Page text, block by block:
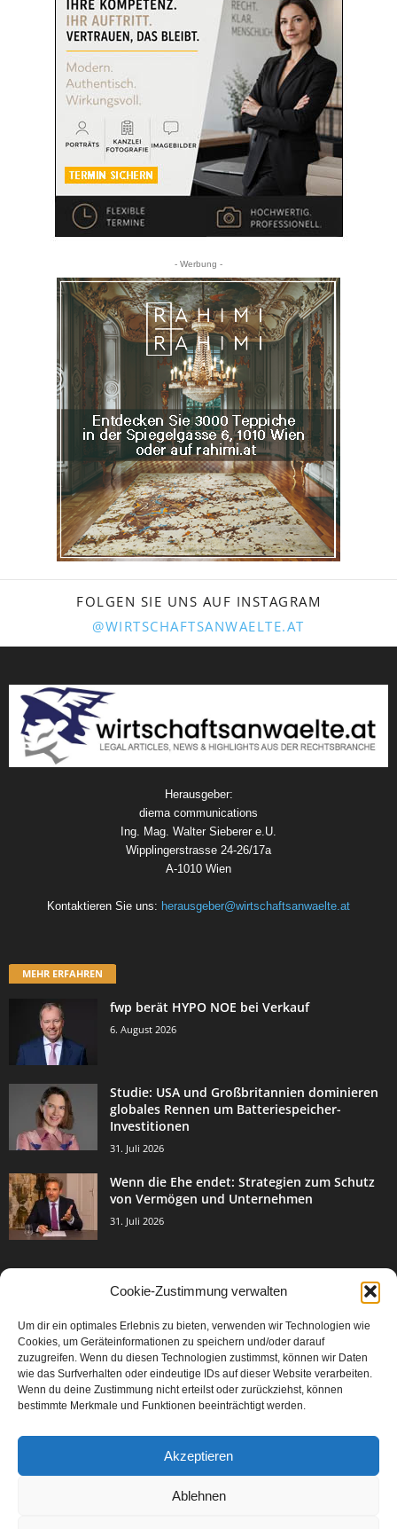
Cookie-Zustimmung verwalten
Um dir ein optimales Erlebnis zu bieten, verwenden wir Technologien wie
Cookies, um Geräteinformationen zu speichern und/oder darauf
zuzugreifen. Wenn du diesen Technologien zustimmst, können wir Daten
wie das Surfverhalten oder eindeutige IDs auf dieser Website verarbeiten.
Wenn du deine Zustimmung nicht erteilst oder zurückziehst, können
bestimmte Merkmale und Funktionen beeinträchtigt werden.
Akzeptieren
Ablehnen
- Werbung -
FOLGEN SIE UNS AUF INSTAGRAM
@WIRTSCHAFTSANWAELTE.AT
Herausgeber:
diema communications
Ing. Mag. Walter Sieberer e.U.
Wipplingerstrasse 24-26/17a
A-1010 Wien
Kontaktieren Sie uns: herausgeber@wirtschaftsanwaelte.at
MEHR ERFAHREN
fwp berät HYPO NOE bei Verkauf
6. August 2026
Studie: USA und Großbritannien dominieren
globales Rennen um Batteriespeicher-
Investitionen
31. Juli 2026
Wenn die Ehe endet: Strategien zum Schutz
von Vermögen und Unternehmen
31. Juli 2026
Events & Success 3003
Breaking News 2067
Aktuelles
Featured Article
Karriere 567